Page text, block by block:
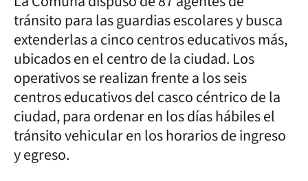
tránsito para las guardias escolares y busca
extenderlas a cinco centros educativos más,
ubicados en el centro de la ciudad. Los
operativos se realizan frente a los seis
centros educativos del casco céntrico de la
ciudad, para ordenar en los días hábiles el
tránsito vehicular en los horarios de ingreso
y egreso.